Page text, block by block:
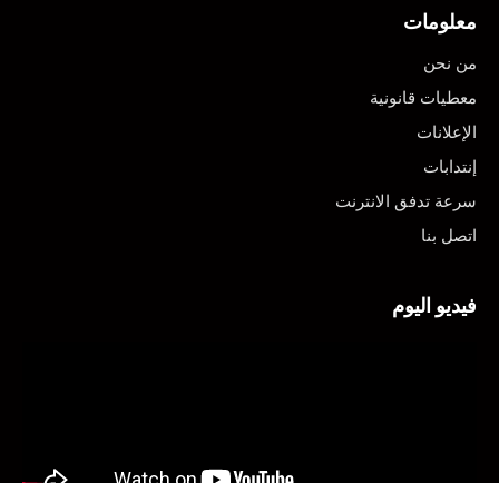
معلومات
من نحن
معطيات قانونية
الإعلانات
إنتدابات
سرعة تدفق الانترنت
اتصل بنا
فيديو اليوم